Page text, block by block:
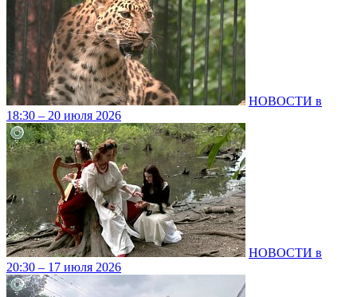
НОВОСТИ в
18:30 – 20 июля 2026
НОВОСТИ в
20:30 – 17 июля 2026